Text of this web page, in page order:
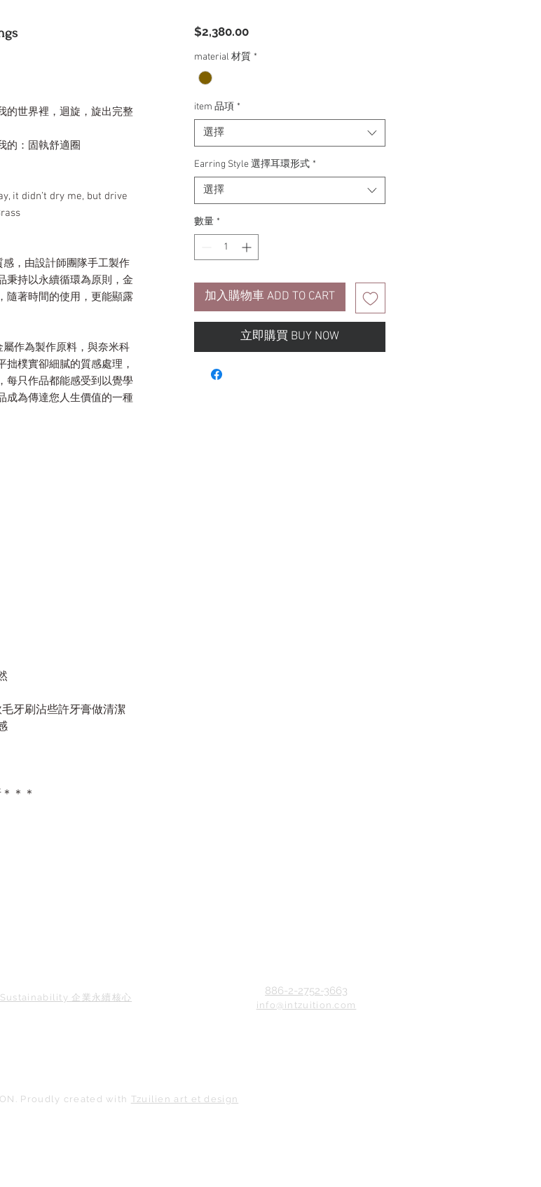
的世界裡，迴旋，旋出完整
的：固執舒適圈
it didn’t dry me, but drive
，由設計師團隊手工製作
秉持以永續循環為原則，金
隨著時間的使用，更能顯露
作為製作原料，與奈米科
樸實卻細膩的質感處理，
每只作品都能感受到以覺學
成為傳達您人生價值的一種
牙刷沾些許牙膏做清潔
＊＊
$2,380.00價
material 材質 *
item 品項 *
選擇
Earring Style 選擇耳環形式 *
選擇
數量 *
加入購物車 ADD TO CART
立即購買 BUY NOW
Proudly created with Tzuilien art et design
886-2-2752-3663
info@intzuition.com
Sustainability 企業永續核心